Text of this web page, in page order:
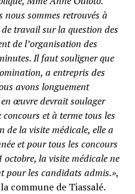
sommes retrouvés à
travail sur la question des
de l’organisation des
Il faut souligner que
a entrepris des
avons longuement
œuvre devrait soulager
et à terme tous les
de la visite médicale, elle a
et pour tous les concours
octobre, la visite médicale ne
pour les candidats admis.»,
commune de Tiassalé.